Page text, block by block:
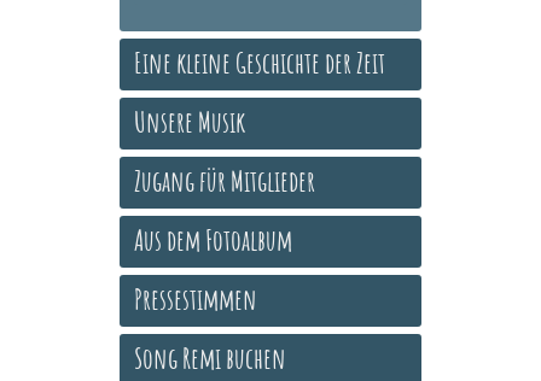
Eine kleine Geschichte der Zeit
Unsere Musik
Zugang für Mitglieder
Aus dem Fotoalbum
Pressestimmen
Song Remi buchen